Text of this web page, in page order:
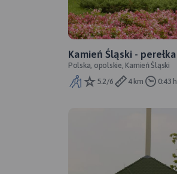
Kamień Śląski -
wsi na Opolszczyźnie
Polska, opolskie, Kamień Śląski
5.2/6
4 km 0:43 h